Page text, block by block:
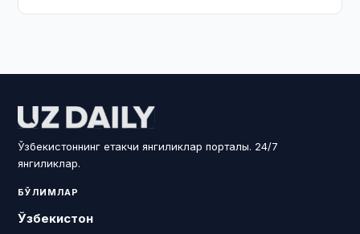
Ўзбекистоннинг етакчи янгиликлар порталы. 24/7
янгиликлар.
БЎЛИМЛАР
Ўзбекистон